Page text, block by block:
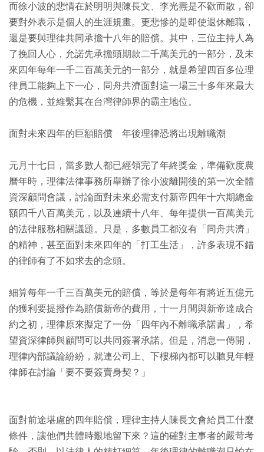
而徐小波的悲情在於明明與陳長文、李光燾是不歡而散，卻
要對外表示是個人的生涯規畫。更悲慘的是即使退休離職，
還是要與理律共同承擔十八年的賠償。其中，三位主持人為
了挽回人心，允諾先承擔頭期款二千萬美元的一部分，及未
來四年每年一千二百萬美元的一部分，就是希望四百多位理
律員工能夠上下一心，同舟共濟面對這一場三十多年來最大
的危機，並維繫其在台灣律師界的霸主地位。
面對未來四年的巨額賠償 年後理律恐將出現離職潮
元月十七日，當多數人都已經領完了年終獎金，準備歡度農
曆年時，理律法律事務所舉辦了徐小波離開後的第一次全體
資深顧問會議，討論面對未來必需支付新帝四年十六期總金
額四千八百萬美元，以及連續十八年、每年提供一百萬美元
的法律服務相關議題。只是，多數員工都沒有「同舟共濟」
的精神，甚至面對未來四年的「打工生活」，許多表現不錯
的律師有了不如求去的念頭。
細算每年一千三百萬美元的賠償，等於是每年有將近五億元
的獲利要提撥作為賠償新帝的費用，十一月間與新帝達成合
約之初，理律原來擬定了一份「四年內不離職承諾書」，希
望資深律師與顧問可以共同簽署承諾。但是，消息一傳開，
理律內部議論紛紛，就連公司上、下樓梯內都可以聽見年輕
律師在討論「要不要簽賣身契？」
面對前途堪慮的四年賠償，理律主持人陳長文會給員工什麼
條件，讓他們共體時艱地留下來？這的確對主事者的嚴苛考